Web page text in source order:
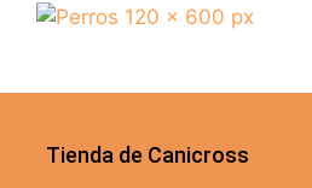
Tienda de Canicross